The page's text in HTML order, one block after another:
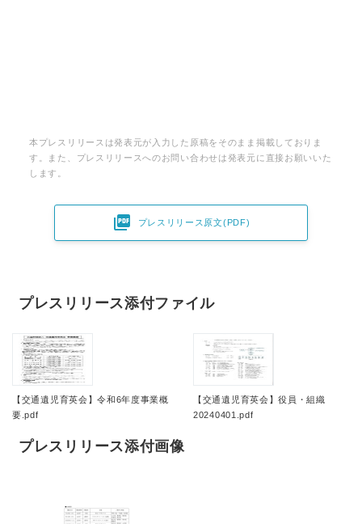
本プレスリリースは発表元が入力した原稿をそのまま掲載しておりま
す。また、プレスリリースへのお問い合わせは発表元に直接お願いいた
します。
 プレスリリース原文(PDF)
プレスリリース添付ファイル
【交通遺児育英会】令和6年度事業概
要.pdf
【交通遺児育英会】役員・組織
20240401.pdf
プレスリリース添付画像